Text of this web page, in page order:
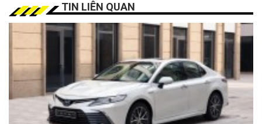
TIN LIÊN QUAN